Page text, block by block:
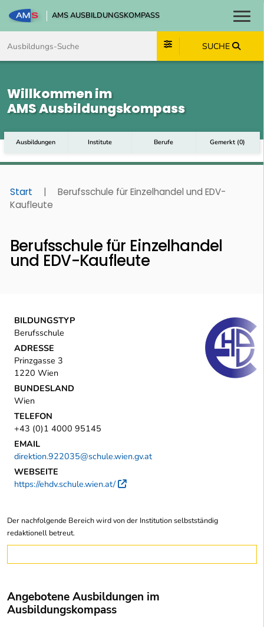
AMS AUSBILDUNGSKOMPASS
SUCHE
Willkommen im
AMS Ausbildungskompass
Ausbildungen Institute Berufe Gemerkt (0)
Start |
Berufsschule für Einzelhandel und EDV-
Kaufleute
Berufsschule für Einzelhandel
und EDV-Kaufleute
BILDUNGSTYP
Berufsschule
ADRESSE
Prinzgasse 3
1220 Wien
BUNDESLAND
Wien
TELEFON
+43 (0)1 4000 95145
EMAIL
direktion.922035@schule.wien.gv.at
WEBSEITE
https://ehdv.schule.wien.at/
Externer Link
Der nachfolgende Bereich wird von der Institution selbstständig
redaktionell betreut.
Angebotene Ausbildungen im
Ausbildungskompass